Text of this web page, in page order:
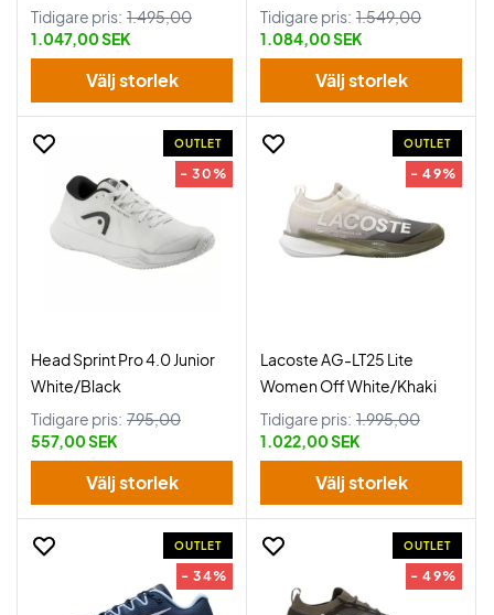
Tidigare pris: 1.495,00
1.047,00 SEK
Välj storlek
Tidigare pris: 1.549,00
1.084,00 SEK
Välj storlek
OUTLET
- 30%
Head Sprint Pro 4.0 Junior
White/Black
Tidigare pris: 795,00
557,00 SEK
Välj storlek
OUTLET
- 49%
Lacoste AG-LT25 Lite
Women Off White/Khaki
Tidigare pris: 1.995,00
1.022,00 SEK
Välj storlek
OUTLET
- 34%
OUTLET
- 49%